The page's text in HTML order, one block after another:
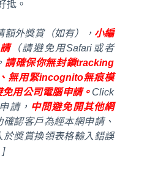
抵。
外獎賞（如有）， 小編
（請避免用Safari或者
請確保你無封鎖tracking
無用緊incognito無痕模
用公司電腦申請。 Click
請， 中間避免開其他網
認客戶為經本網申請、
獎賞換領表格輸入錯誤
]